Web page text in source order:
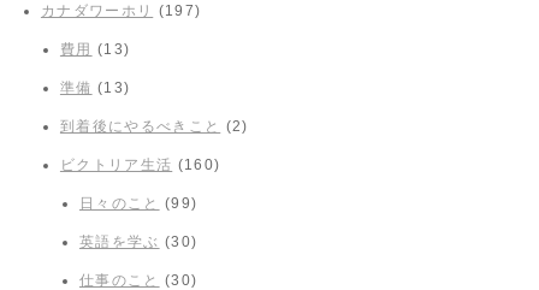
カナダワーホリ (197)
費用 (13)
準備 (13)
到着後にやるべきこと (2)
ビクトリア生活 (160)
日々のこと (99)
英語を学ぶ (30)
仕事のこと (30)